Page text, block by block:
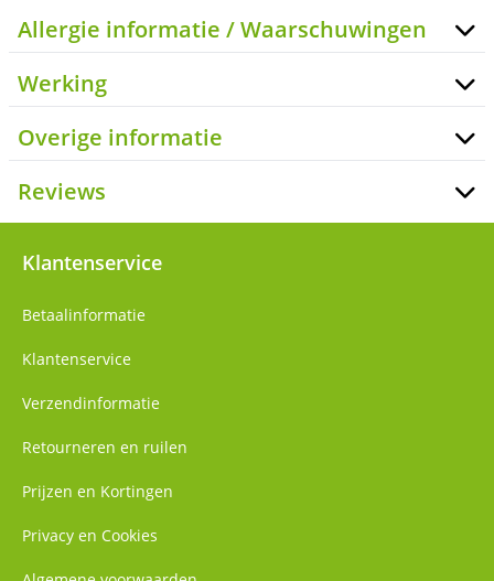
Allergie informatie / Waarschuwingen
Werking
Overige informatie
Reviews
Klantenservice
Betaalinformatie
Klantenservice
Verzendinformatie
Retourneren en ruilen
Prijzen en Kortingen
Privacy en Cookies